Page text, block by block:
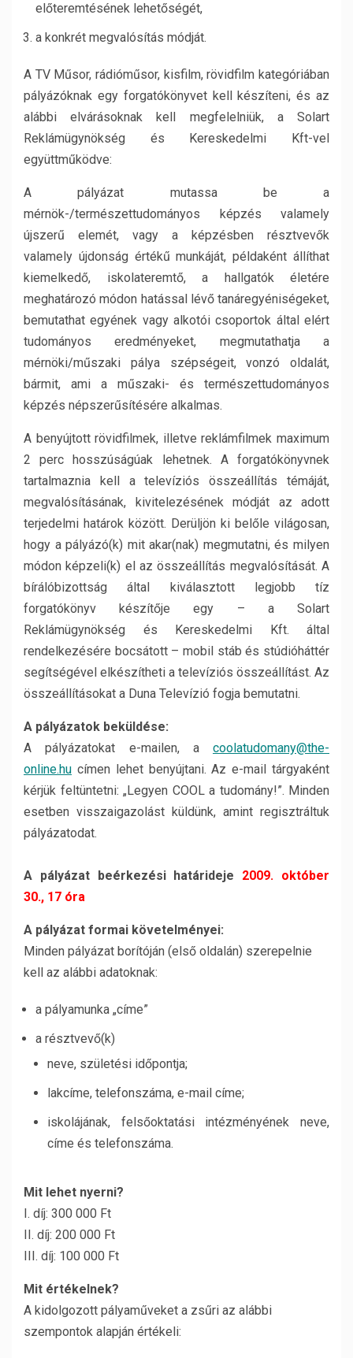
előteremtésének lehetőségét,
a konkrét megvalósítás módját.
A TV Műsor, rádióműsor, kisfilm, rövidfilm kategóriában
pályázóknak egy forgatókönyvet kell készíteni, és az
alábbi elvárásoknak kell megfelelniük, a Solart
Reklámügynökség és Kereskedelmi Kft-vel
együttműködve:
A pályázat mutassa be a
mérnök-/természettudományos képzés valamely
újszerű elemét, vagy a képzésben résztvevők
valamely újdonság értékű munkáját, példaként állíthat
kiemelkedő, iskolateremtő, a hallgatók életére
meghatározó módon hatással lévő tanáregyéniségeket,
bemutathat egyének vagy alkotói csoportok által elért
tudományos eredményeket, megmutathatja a
mérnöki/műszaki pálya szépségeit, vonzó oldalát,
bármit, ami a műszaki- és természettudományos
képzés népszerűsítésére alkalmas.
A benyújtott rövidfilmek, illetve reklámfilmek maximum
2 perc hosszúságúak lehetnek. A forgatókönyvnek
tartalmaznia kell a televíziós összeállítás témáját,
megvalósításának, kivitelezésének módját az adott
terjedelmi határok között. Derüljön ki belőle világosan,
hogy a pályázó(k) mit akar(nak) megmutatni, és milyen
módon képzeli(k) el az összeállítás megvalósítását. A
bírálóbizottság által kiválasztott legjobb tíz
forgatókönyv készítője egy – a Solart
Reklámügynökség és Kereskedelmi Kft. által
rendelkezésére bocsátott – mobil stáb és stúdióháttér
segítségével elkészítheti a televíziós összeállítást. Az
összeállításokat a Duna Televízió fogja bemutatni.
A pályázatok beküldése:
A pályázatokat e-mailen, a coolatudomany@the-
online.hu címen lehet benyújtani. Az e-mail tárgyaként
kérjük feltüntetni: „Legyen COOL a tudomány!”. Minden
esetben visszaigazolást küldünk, amint regisztráltuk
pályázatodat.
A pályázat beérkezési határideje
2009. október
30., 17 óra
A pályázat formai követelményei:
Minden pályázat borítóján (első oldalán) szerepelnie
kell az alábbi adatoknak:
a pályamunka „címe”
a résztvevő(k)
neve, születési időpontja;
lakcíme, telefonszáma, e-mail címe;
iskolájának, felsőoktatási intézményének neve,
címe és telefonszáma.
Mit lehet nyerni?
I. díj: 300 000 Ft
II. díj: 200 000 Ft
III. díj: 100 000 Ft
Mit értékelnek?
A kidolgozott pályaműveket a zsűri az alábbi
szempontok alapján értékeli: